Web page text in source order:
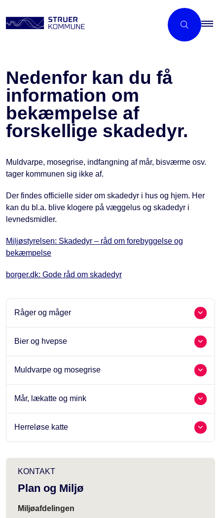
Nedenfor kan du få
information om
bekæmpelse af
forskellige skadedyr.
Muldvarpe, mosegrise, indfangning af mår, bisværme osv.
tager kommunen sig ikke af.
Der findes officielle sider om skadedyr i hus og hjem. Her
kan du bl.a. blive klogere på væggelus og skadedyr i
levnedsmidler.
Miljøstyrelsen: Skadedyr – råd om forebyggelse og
bekæmpelse
borger.dk: Gode råd om skadedyr
Råger og måger
Bier og hvepse
Muldvarpe og mosegrise
Mår, lækatte og mink
Herreløse katte
KONTAKT
Plan og Miljø
Miljøafdelingen